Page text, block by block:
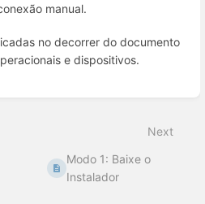
manual.
no decorrer do documento
e dispositivos.
Next
Modo 1: Baixe o
Instalador